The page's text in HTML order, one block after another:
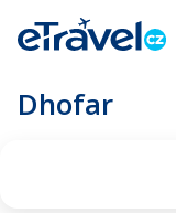
Dhofar